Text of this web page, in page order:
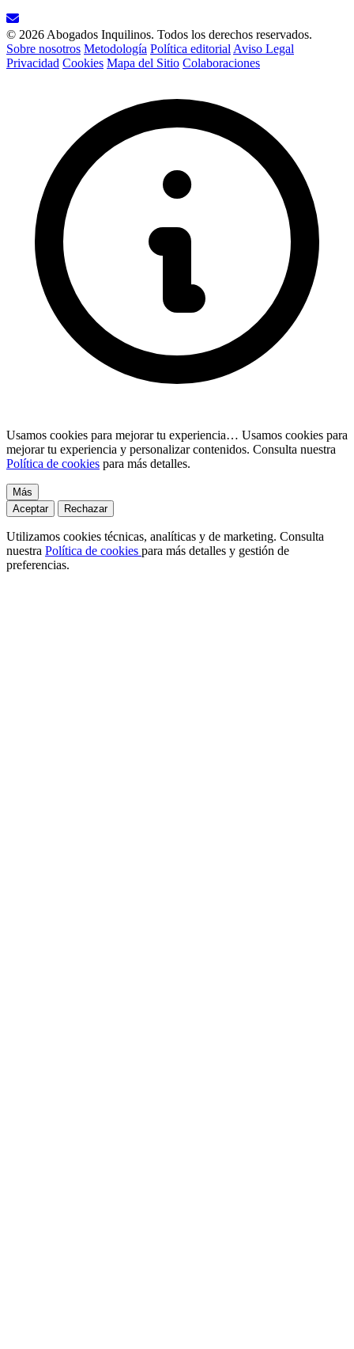
© 2026 Abogados Inquilinos. Todos los derechos reservados.
Sobre nosotros Metodología Política editorial Aviso Legal
Privacidad Cookies Mapa del Sitio Colaboraciones
Usamos cookies para mejorar tu experiencia… Usamos cookies para
mejorar tu experiencia y personalizar contenidos. Consulta nuestra
Política de cookies para más detalles.
Más
Aceptar
Rechazar
Utilizamos cookies técnicas, analíticas y de marketing. Consulta
nuestra Política de cookies para más detalles y gestión de
preferencias.